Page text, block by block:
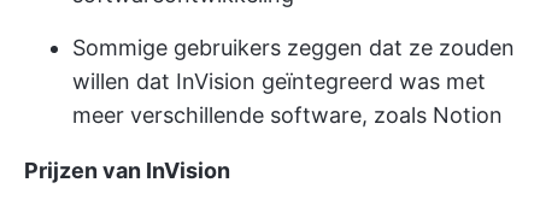
Sommige gebruikers zeggen dat ze zouden
willen dat InVision geïntegreerd was met
meer verschillende software, zoals Notion
Prijzen van InVision